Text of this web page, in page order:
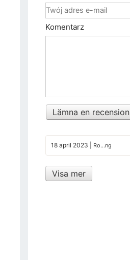
Komentarz
Lämna en recension
18 april 2023 Ro...ng
Visa mer